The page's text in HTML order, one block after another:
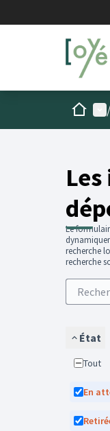
Accueil/
Le
recherche
recherche
État
Tout
En